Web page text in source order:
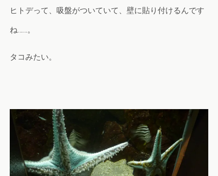
ヒトデって、吸盤がついていて、壁に貼り付けるんです
ね……。
タコみたい。